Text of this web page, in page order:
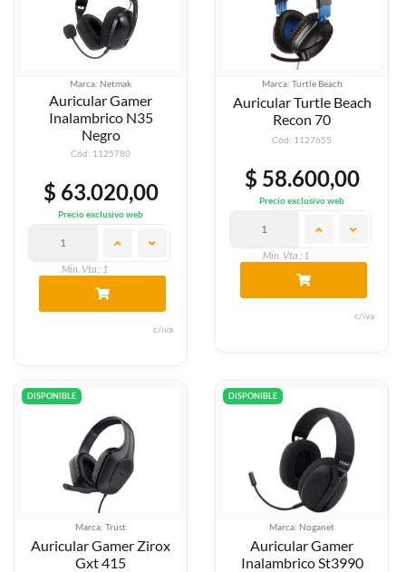
Marca: Netmak
Auricular Gamer
Inalambrico N35
Negro
Cód: 1125780
$ 63.020,00
Precio exclusivo web
Min. Vta.: 1
c/iva
Marca: Turtle Beach
Auricular Turtle Beach
Recon 70
Cód: 1127655
$ 58.600,00
Precio exclusivo web
Min. Vta.: 1
c/iva
DISPONIBLE
Marca: Trust
Auricular Gamer Zirox
Gxt 415
DISPONIBLE
Marca: Noganet
Auricular Gamer
Inalambrico St3990